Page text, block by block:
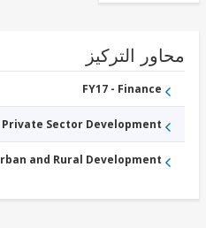
Supply,
Sanitation
and
Waste
Other
Industry,
Trade
and
التركيز
FY17 - Finance
FY17 - Private Sector Development
FY17 - Urban and Rural Development